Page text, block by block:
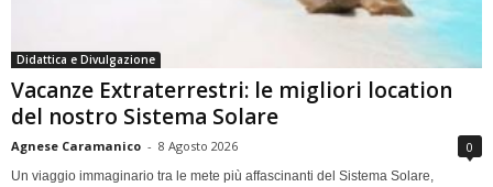
Didattica e Divulgazione
Vacanze Extraterrestri: le migliori location
del nostro Sistema Solare
Agnese Caramanico - 8 Agosto 2026 0
Un viaggio immaginario tra le mete più affascinanti del Sistema Solare,